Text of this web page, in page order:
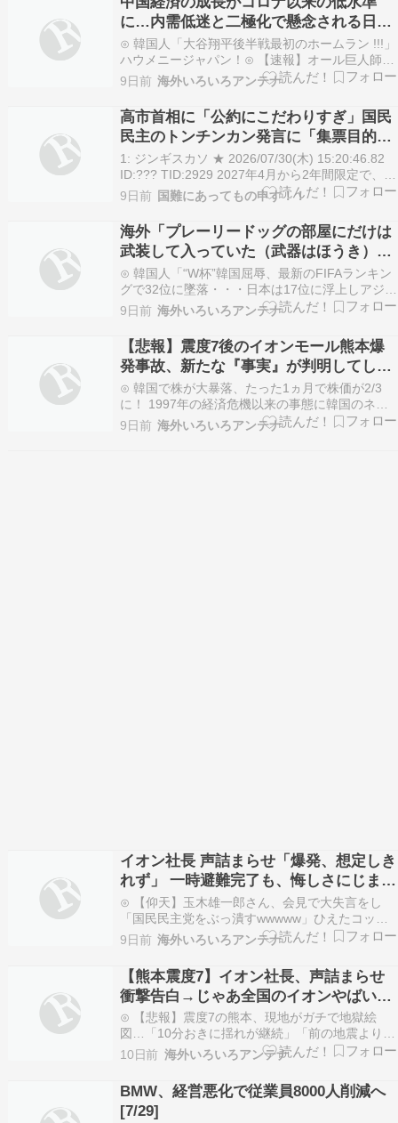
を…
に…内需低迷と二極化で懸念される日本
企業の明暗 [7/30]
⊙ 韓国人「大谷翔平後半戦最初のホームラン !!!」
ハウメニージャパン！⊙ 【速報】オール巨人師匠
の自宅に夜10時、突然警察が突撃「車を見せてく
れ」→ 驚きの理由がこちら…NEWSまとめもりー
｜2chまとめブログ⊙ 中国人「日本の芸能人につ
いて疑問がある」 中国人「日本人はあまり…
9日前 海外いろいろアンテナ
高市首相に「公約にこだわりすぎ」国民
民主のトンチンカン発言に「集票目的
か」有権者の不信 [7/30]
1: ジンギスカソ ★ 2026/07/30(木) 15:20:46.82
ID:??? TID:2929 2027年4月から2年間限定で、食
料品の消費税率を現行8％から1％とする「消費税
減税案」を、7月30日にも表明する自民党・高市
早苗首相（65）。ところが日本維新の会と日本…
9日前 国難にあってもの申す！！
海外「プレーリードッグの部屋にだけは
武装して入っていた（武器はほうき）」
飼育員が明かす見た目と中身が違いすぎ
る動物…
⊙ 韓国人「“W杯”韓国屈辱、最新のFIFAランキン
グで32位に墜落・・・日本は17位に浮上しアジア
首位をキープ」→「日本はすごいね・・・」「あ
れでも高いｗ32強も行けなかったんだが」「認め
るべきことを認めていたら国民たちもここまで叩
かなかったのではないか？」海外の反応 お隣速
報…
9日前 海外いろいろアンテナ
【悲報】震度7後のイオンモール熊本爆
発事故、新たな『事実』が判明してしま
う！！！！！
⊙ 韓国で株が大暴落、たった1ヵ月で株価が2/3
に！ 1997年の経済危機以来の事態に韓国のネチ
ズンが右往左往wかんにゅー -韓国の反応-⊙ 【地
震】橋本愛、沈黙を破り熊本へメッセージを送
9日前 海外いろいろアンテナ
イオン社長 声詰まらせ「爆発、想定しき
れず」 一時避難完了も、悔しさにじませ
[7/30]
⊙ 【仰天】玉木雄一郎さん、会見で大失言をし
「国民民主党をぶっ潰すwwwww」ひえたコッペ
パン⊙ 【動画】イオン社長、心無い記者にブチギ
レおーるじゃんる⊙ 韓国人「7月の月間下落率が
31.8%に到達…IMF外換危機を超える歴史的な大
暴落にパニック状態」パンコリ⊙ 【悲報】令和8
年…
9日前 海外いろいろアンテナ
【熊本震度7】イオン社長、声詰まらせ
衝撃告白→じゃあ全国のイオンやばいっ
てことかよ！？
⊙ 【悲報】震度7の熊本、現地がガチで地獄絵
図…「10分おきに揺れが継続」「前の地震より凶
暴」NEWSまとめもりー｜2chまとめブログ⊙
【イオンモール熊本】猫カフェ、取り残されてい
た25匹すべての猫を救出を発表「専門スタッフに
より一頭一頭の健康状態の確認およびケア」おー
るじゃん…
10日前 海外いろいろアンテナ
BMW、経営悪化で従業員8000人削減へ
[7/29]